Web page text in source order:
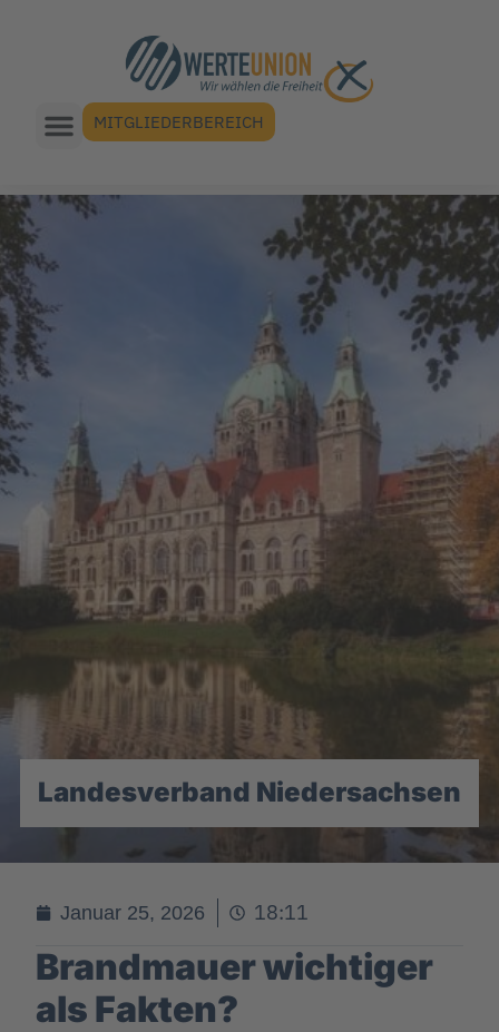
MITGLIEDERBEREICH
Landesverband Niedersachsen
Januar 25, 2026 18:11
Brandmauer wichtiger
als Fakten?